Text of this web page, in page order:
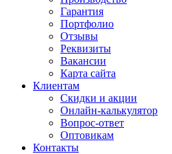
Гарантия
Портфолио
Отзывы
Реквизиты
Вакансии
Карта сайта
Клиентам
Скидки и акции
Онлайн-калькулятор
Вопрос-ответ
Оптовикам
Контакты